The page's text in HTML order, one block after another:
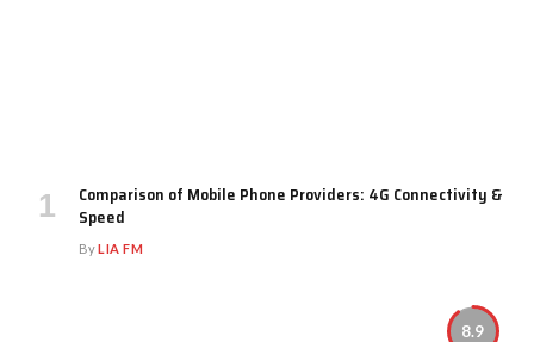
Comparison of Mobile Phone Providers: 4G Connectivity &
Speed
ByLIA FM
8.9